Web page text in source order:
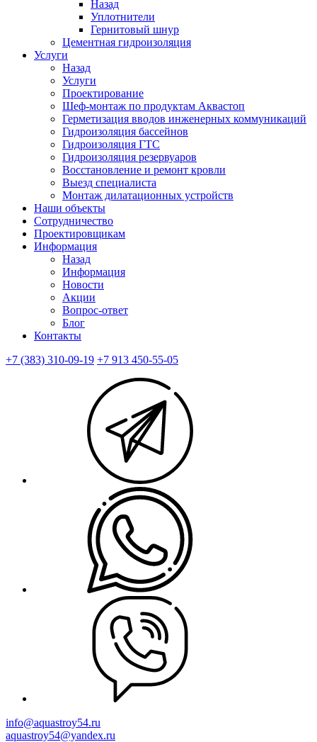
Назад
Уплотнители
Гернитовый шнур
Цементная гидроизоляция
Услуги
Назад
Услуги
Проектирование
Шеф-монтаж по продуктам Аквастоп
Герметизация вводов инженерных коммуникаций
Гидроизоляция бассейнов
Гидроизоляция ГТС
Гидроизоляция резервуаров
Восстановление и ремонт кровли
Выезд специалиста
Монтаж дилатационных устройств
Наши объекты
Сотрудничество
Проектировщикам
Информация
Назад
Информация
Новости
Акции
Вопрос-ответ
Блог
Контакты
+7 (383) 310-09-19 +7 913 450-55-05
info@aquastroy54.ru
aquastroy54@yandex.ru